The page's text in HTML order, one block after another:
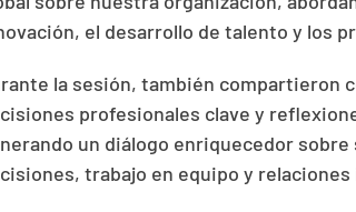
el desarrollo de talento y los
la sesión, también compartieron
profesionales clave y
un diálogo enriquecedor
trabajo en equipo y